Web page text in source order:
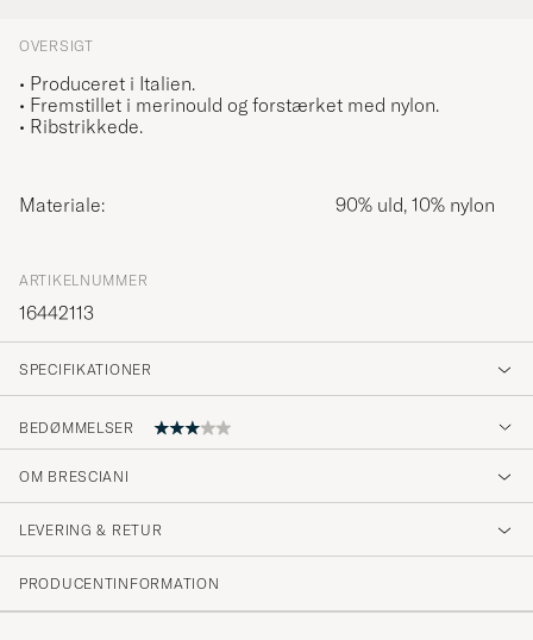
OVERSIGT
• Produceret i Italien.
• Fremstillet i merinould og forstærket med nylon.
• Ribstrikkede.
Materiale: 90% uld, 10% nylon
ARTIKELNUMMER
16442113
SPECIFIKATIONER
BEDØMMELSER
die Socken sind leider zu offen gestrickt.
Neigen sehr schnell zu pilling. Bereits nach
einmal tragen. Fallen durch das lockere
Gestrick groß aus.
LUDWIG S KØBTE PÅ CAREOFCARL.DE
OM BRESCIANI
LEVERING & RETUR
PRODUCENTINFORMATION